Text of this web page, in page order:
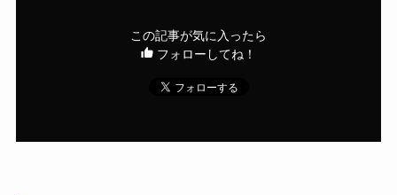
この記事が気に入ったら
フォローしてね！